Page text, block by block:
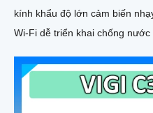
kính khẩu độ lớn cảm biến nhạy
Wi-Fi dễ triển khai chống nước